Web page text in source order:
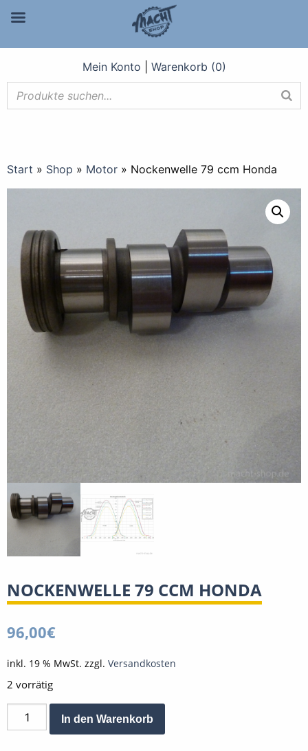
Mein Konto Warenkorb (0)
Start » Shop » Motor » Nockenwelle 79 ccm Honda
NOCKENWELLE 79 CCM HONDA
96,00€
inkl. 19 % MwSt. zzgl. Versandkosten
2 vorrätig
Nockenwelle
79
In den Warenkorb